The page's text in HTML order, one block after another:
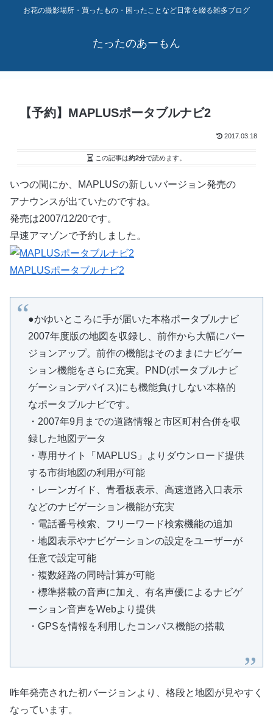
お花の撮影場所・買ったもの・困ったことなど日常を綴る雑多ブログ
たったのあーもん
【予約】MAPLUSポータブルナビ2
2017.03.18
この記事は約2分で読めます。
いつの間にか、MAPLUSの新しいバージョン発売の
アナウンスが出ていたのですね。
発売は2007/12/20です。
早速アマゾンで予約しました。
MAPLUSポータブルナビ2
●かゆいところに手が届いた本格ポータブルナビ
2007年度版の地図を収録し、前作から大幅にバー
ジョンアップ。前作の機能はそのままにナビゲー
ション機能をさらに充実。PND(ポータブルナビ
ゲーションデバイス)にも機能負けしない本格的
なポータブルナビです。
・2007年9月までの道路情報と市区町村合併を収
録した地図データ
・専用サイト「MAPLUS」よりダウンロード提供
する市街地図の利用が可能
・レーンガイド、青看板表示、高速道路入口表示
などのナビゲーション機能が充実
・電話番号検索、フリーワード検索機能の追加
・地図表示やナビゲーションの設定をユーザーが
任意で設定可能
・複数経路の同時計算が可能
・標準搭載の音声に加え、有名声優によるナビゲ
ーション音声をWebより提供
・GPSを情報を利用したコンパス機能の搭載
昨年発売された初バージョンより、格段と地図が見やすく
なっています。